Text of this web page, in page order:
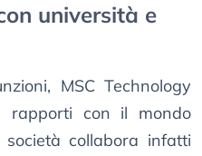
università e
MSC Technology
rapporti con il mondo
collabora infatti